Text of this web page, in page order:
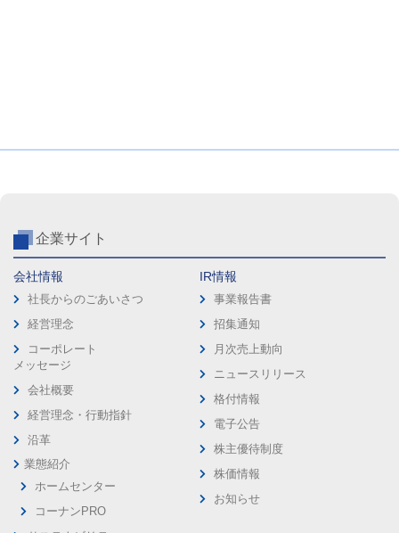
企業サイト
会社情報
社長からのごあいさつ
経営理念
コーポレート
メッセージ
会社概要
経営理念・行動指針
沿革
業態紹介
ホームセンター
コーナンPRO
IR情報
事業報告書
招集通知
月次売上動向
ニュースリリース
格付情報
電子公告
株主優待制度
株価情報
お知らせ